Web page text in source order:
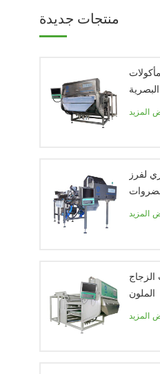
منتجات جديدة
المزيد
لفرز
المزيد
الزجاج
الملون
المزيد